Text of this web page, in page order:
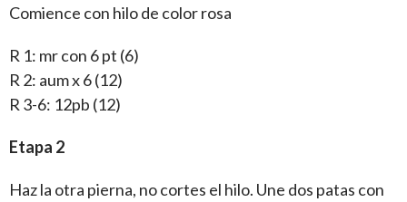
Comience con hilo de color rosa
R 1: mr con 6 pt (6)
R 2: aum x 6 (12)
R 3-6: 12pb (12)
Etapa 2
Haz la otra pierna, no cortes el hilo. Une dos patas con